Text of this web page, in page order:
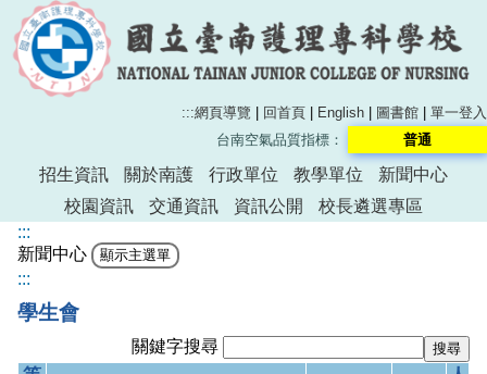
:::網頁導覽 | 回首頁 | English | 圖書館 | 單一登入
台南空氣品質指標：
普通
招生資訊 關於南護 行政單位 教學單位
新聞中心
校園資訊
交通資訊 資訊公開
校長遴選專區
:::
新聞中心
:::
學生會
關鍵字搜尋